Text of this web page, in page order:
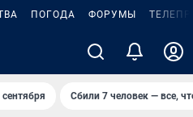
ПОГОДА ФОРУМЫ
Сбили 7 человек — все,